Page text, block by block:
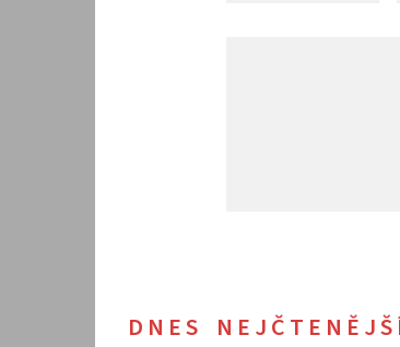
DNES